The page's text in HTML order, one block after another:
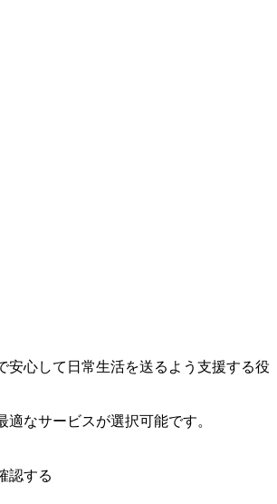
安心して日常生活を送るよう支援する役
なサービスが選択可能です。
認する